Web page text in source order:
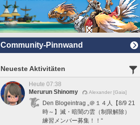
Community-Pinnwand
Neueste Aktivitäten
Heute 07:38
Merurun Shinomy
Alexander [Gaia]
Den Blogeintrag „＠１４人【8/9 21
時～】滅・暗闇の雲（制限解除）
練習メンバー募集！！“